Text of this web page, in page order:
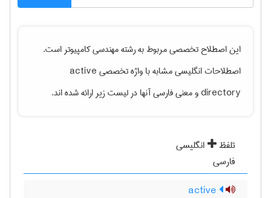
این اصطلاح تخصصی مربوط به رشتهمهندسی كامپيوتراست.
اصطلاحات انگلیسی مشابه با واژه تخصصیactive
directoryو معنی فارسی آنها در لیست زیر ارائه شده اند.
تلفظ
انگلیسی
فارسی